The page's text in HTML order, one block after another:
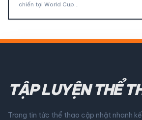
chiến tại World Cup…
TẬP LUYỆN THỂ
Trang tin tức thể thao cập nhật nhanh